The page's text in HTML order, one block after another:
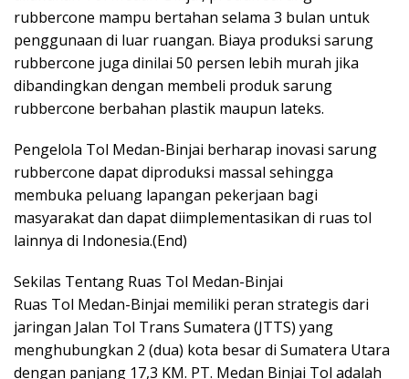
rubbercone mampu bertahan selama 3 bulan untuk
penggunaan di luar ruangan. Biaya produksi sarung
rubbercone juga dinilai 50 persen lebih murah jika
dibandingkan dengan membeli produk sarung
rubbercone berbahan plastik maupun lateks.
Pengelola Tol Medan-Binjai berharap inovasi sarung
rubbercone dapat diproduksi massal sehingga
membuka peluang lapangan pekerjaan bagi
masyarakat dan dapat diimplementasikan di ruas tol
lainnya di Indonesia.(End)
Sekilas Tentang Ruas Tol Medan-Binjai
Ruas Tol Medan-Binjai memiliki peran strategis dari
jaringan Jalan Tol Trans Sumatera (JTTS) yang
menghubungkan 2 (dua) kota besar di Sumatera Utara
dengan panjang 17,3 KM. PT. Medan Binjai Tol adalah